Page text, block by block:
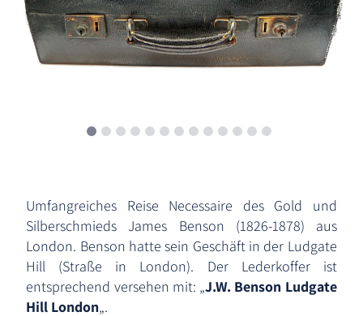
Umfangreiches Reise Necessaire des Gold und
Silberschmieds James Benson (1826-1878) aus
London. Benson hatte sein Geschäft in der Ludgate
Hill (Straße in London). Der Lederkoffer ist
entsprechend versehen mit: „J.W. Benson Ludgate
Hill London„.